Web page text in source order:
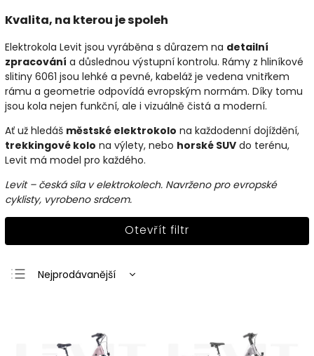
Kvalita, na kterou je spoleh
Elektrokola Levit jsou vyráběna s důrazem na detailní
zpracování a důslednou výstupní kontrolu. Rámy z hliníkové
slitiny 6061 jsou lehké a pevné, kabeláž je vedena vnitřkem
rámu a geometrie odpovídá evropským normám. Díky tomu
jsou kola nejen funkční, ale i vizuálně čistá a moderní.
Ať už hledáš městské elektrokolo na každodenní dojíždění,
trekkingové kolo na výlety, nebo horské SUV do terénu,
Levit má model pro každého.
Levit – česká síla v elektrokolech. Navrženo pro evropské
cyklisty, vyrobeno srdcem.
Otevřít filtr
Nejprodávanější
Abecedně